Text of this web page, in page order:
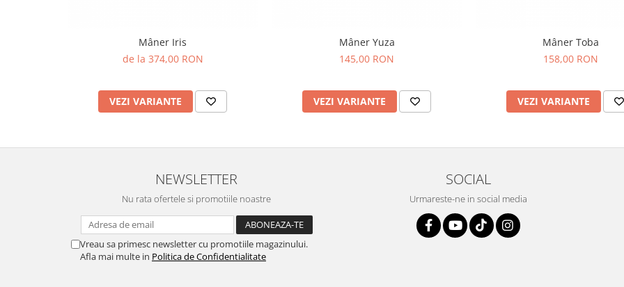
Mâner Iris
de la 374,00 RON
VEZI VARIANTE
Mâner Yuza
145,00 RON
VEZI VARIANTE
Mâner Toba
158,00 RON
VEZI VARIANTE
NEWSLETTER
Nu rata ofertele si promotiile noastre
Vreau sa primesc newsletter cu promotiile magazinului.
Afla mai multe in Politica de Confidentialitate
SOCIAL
Urmareste-ne in social media